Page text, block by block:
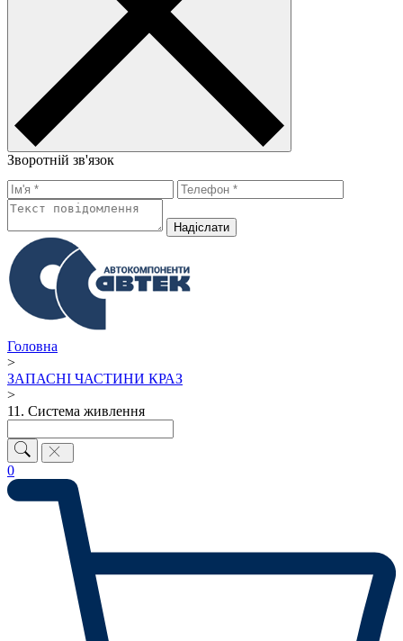
Зворотній зв'язок
Надiслати
Головна
>
ЗАПАСНІ ЧАСТИНИ КРАЗ
>
11. Система живлення
0